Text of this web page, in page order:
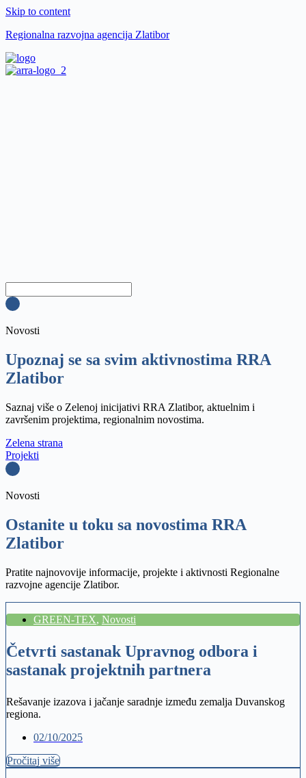
Skip to content
Regionalna razvojna agencija Zlatibor
Novosti
Upoznaj se sa svim aktivnostima RRA
Zlatibor
Saznaj više o Zelenoj inicijativi RRA Zlatibor, aktuelnim i
završenim projektima, regionalnim novostima.
Zelena strana
Projekti
Novosti
Ostanite u toku sa novostima RRA
Zlatibor
Pratite najnovovije informacije, projekte i aktivnosti Regionalne
razvojne agencije Zlatibor.
GREEN-TEX, Novosti
Četvrti sastanak Upravnog odbora i
sastanak projektnih partnera
Rešavanje izazova i jačanje saradnje između zemalja Duvanskog
regiona.
02/10/2025
Pročitaj više